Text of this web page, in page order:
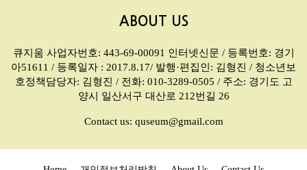
ABOUT US
큐지움 사업자번호: 443-69-00091 인터넷신문 / 등록번호: 경기
아51611 / 등록일자 : 2017.8.17/ 발행·편집인: 김형진 / 청소년보
호정책담당자: 김형진 / 전화: 010-3289-0505 / 주소: 경기도 고
양시 일산서구 대산로 212번길 26
Contact us: quseum@gmail.com